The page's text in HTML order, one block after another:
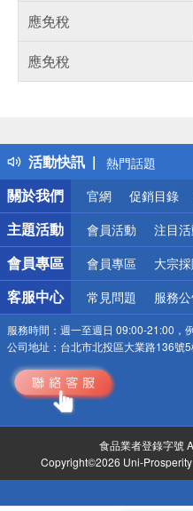
應免稅
應免稅
活動快訊
得獎公告
熱門話題
銀行優惠
偏遠地區配送
詐騙網頁！請
關於我們
官網 促銷目錄
主題活動 會員活動 注目
會員專區 會員專區 大宗
客服中心 常見問題 服務
服務時間： 週一至週日 09:00-21:00，
公司地址： 台北市北投區大業路136號
食品業者登錄字號
Copyright©2026 Uni-